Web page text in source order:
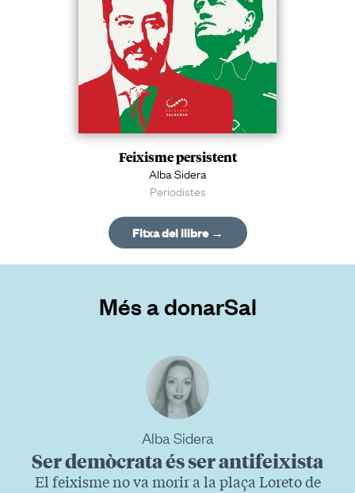
Feixisme persistent
Alba Sidera
Periodistes
Fitxa del llibre →
Més a donarSal
Alba Sidera
Ser demòcrata és ser antifeixista
El feixisme no va morir a la plaça Loreto de